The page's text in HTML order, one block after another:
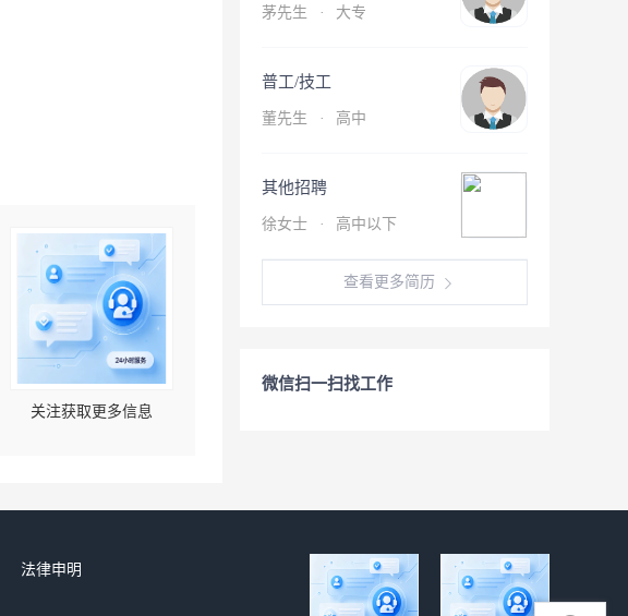
关注获取更多信息
茅先生 · 大专
普工/技工
董先生 · 高中
其他招聘
徐女士 · 高中以下
查看更多简历
微信扫一扫找工作
法律申明